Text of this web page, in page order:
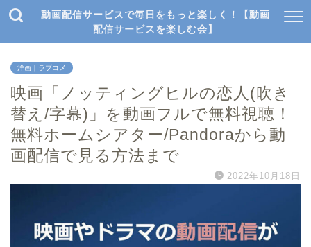
動画配信サービスで毎日をもっと楽しく！【動画
配信サービスを楽しむ会】
洋画｜ラブコメ
映画「ノッティングヒルの恋人(吹き
替え/字幕)」を動画フルで無料視聴！
無料ホームシアター/Pandoraから動
画配信で見る方法まで
2022年10月18日